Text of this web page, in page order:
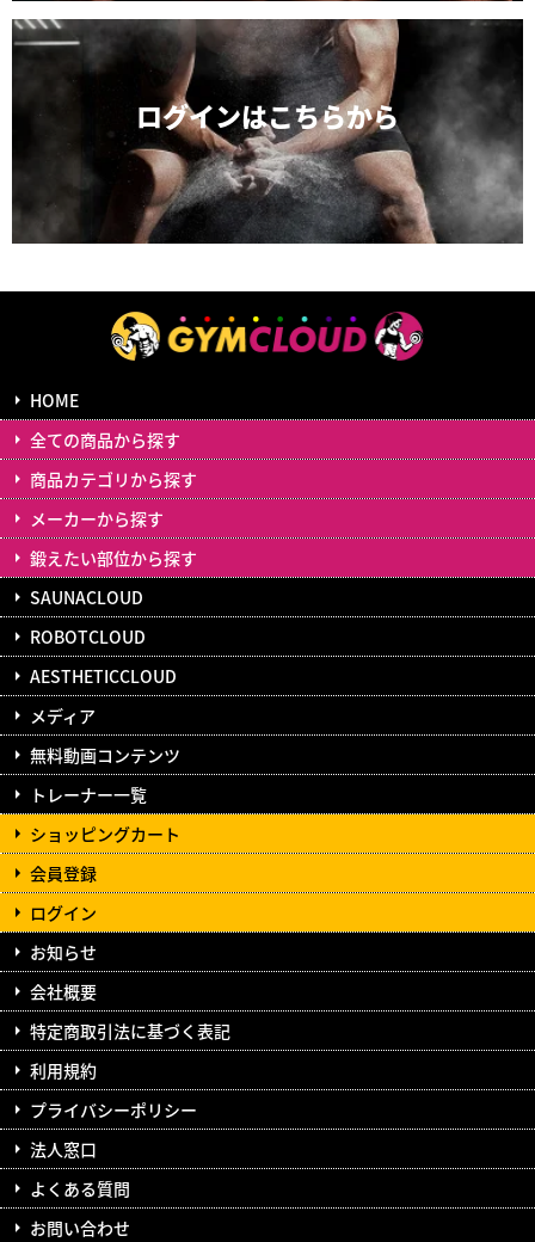
ログインはこちらから
HOME
全ての商品から探す
商品カテゴリから探す
メーカーから探す
鍛えたい部位から探す
SAUNACLOUD
ROBOTCLOUD
AESTHETICCLOUD
メディア
無料動画コンテンツ
トレーナー一覧
ショッピングカート
会員登録
ログイン
お知らせ
会社概要
特定商取引法に基づく表記
利用規約
プライバシーポリシー
法人窓口
よくある質問
お問い合わせ